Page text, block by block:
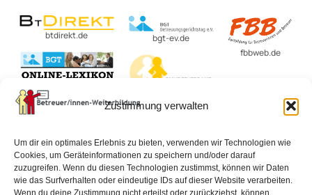
Zustimmung verwalten
Um dir ein optimales Erlebnis zu bieten, verwenden wir Technologien wie
Cookies, um Geräteinformationen zu speichern und/oder darauf
zuzugreifen. Wenn du diesen Technologien zustimmst, können wir Daten
wie das Surfverhalten oder eindeutige IDs auf dieser Website verarbeiten.
Wenn du deine Zustimmung nicht erteilst oder zurückziehst, können
btdirekt.de bgt-ev.de
BvBEF.de
fbbweb.de
Impressum Datenschutzerklärung AGB